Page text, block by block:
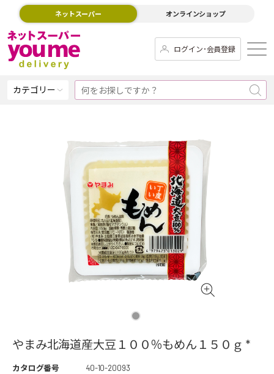
ネットスーパー オンラインショップ
ログイン･会員登録
カテゴリー
やまみ北海道産大豆１００％もめん１５０ｇ *
カタログ番号
40-10-20093